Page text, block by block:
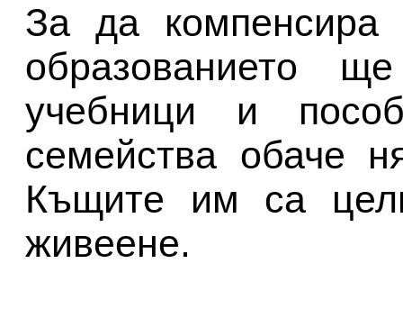
За да компенсира
образованието
учебници и
семейства обаче
Къщите им са
живеене.